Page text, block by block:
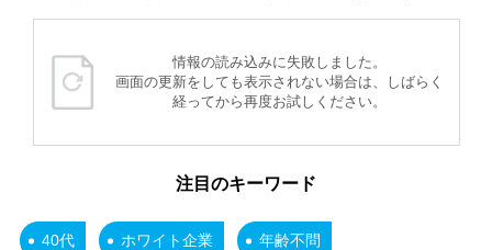
情報の読み込みに失敗しました。
画面の更新をしても表示されない場合は、しばらく
経ってから再度お試しください。
注目のキーワード
40代 ホワイト企業 年齢不問